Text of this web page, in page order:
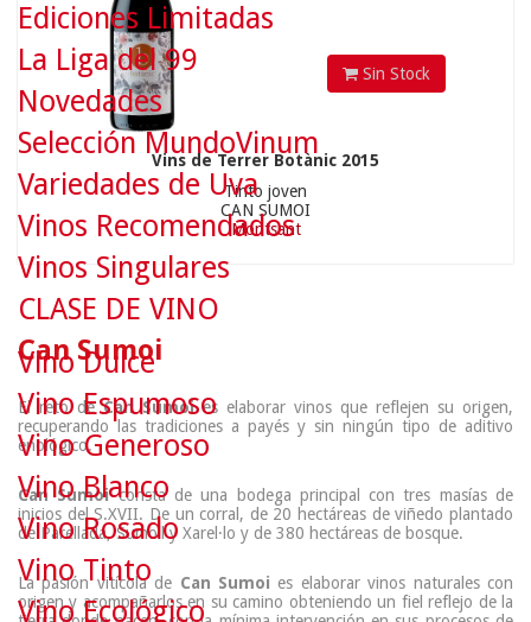
Sin Stock
Vins de Terrer Botànic 2015
Tinto joven
CAN SUMOI
Montsant
Can Sumoi
El reto deCan Sumoies elaborar vinos que reflejen su origen,
recuperando las tradiciones a payés y sin ningún tipo de aditivo
enológico.
Can Sumoiconsta de una bodega principal con tres masías de
inicios del S.XVII. De un corral, de 20 hectáreas de viñedo plantado
de Parellada, Sumoll y Xarel·lo y de 380 hectáreas de bosque.
La pasión vitícola de Can Sumoi es elaborar vinos naturales con
origen y acompañarlos en su camino obteniendo un fiel reflejo de la
Ediciones Limitadas
La Liga del 99
Novedades
Selección MundoVinum
Variedades de Uva
Vinos Recomendados
Vinos Singulares
CLASE DE VINO
Vino Dulce
Vino Espumoso
Vino Generoso
Vino Blanco
Vino Rosado
Vino Tinto
Vino Ecológico